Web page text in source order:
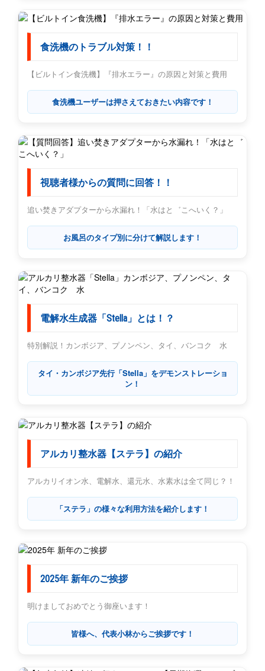
食洗機のトラブル対策！！
【ビルトイン食洗機】『排水エラー』の原因と対策と費用
食洗機ユーザーは押さえておきたい内容です！
視聴者様からの質問に回答！！
追い焚きアダプターから水漏れ！「水はと゛こへいく？」
お風呂のタイプ別に分けて解説します！
電解水生成器「Stella」とは！？
特別解説！カンボジア、プノンペン、タイ、バンコク 水
タイ・カンボジア先行「Stella」をデモンストレーショ
ン！
アルカリ整水器【ステラ】の紹介
アルカリイオン水、電解水、還元水、水素水は全て同じ？！
「ステラ」の様々な利用方法を紹介します！
2025年 新年のご挨拶
明けましておめでとう御座います！
皆様へ、代表小林からご挨拶です！